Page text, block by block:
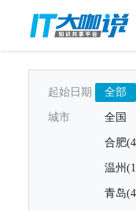
起始日期 全部
城市 全国
合肥
温州
青岛